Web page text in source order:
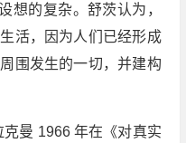
想的复杂。舒茨认为，
活，因为人们已经形成
围发生的一切，并建构
克曼 1966 年在《对真实